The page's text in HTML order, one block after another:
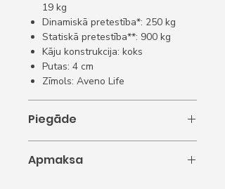
19 kg
Dinamiskā pretestība*: 250 kg
Statiskā pretestība**: 900 kg
Kāju konstrukcija: koks
Putas: 4 cm
Zīmols: Aveno Life
Piegāde
Apmaksa